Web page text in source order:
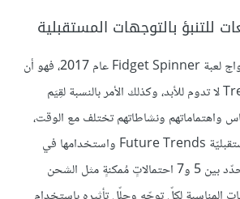
إن تعلّمنا أيّ درسٍ من رواج لعبة Fidget Spinner عام 2017، فهو أن
التوجهات الرائجة Trends لا تدوم للأبد، وكذلك الأمر بالنسبة لقِيَم
واهتماماتهم ونشاطاتهم تختلف مع الوقت،
ولتحديد التوجهات المستقبليّة Future Trends واستخدامها في
عرض القيمة للمبيعات، حدّد بين 5 و7 احتمالاتٍ مُمكنةٍ مثل الشحن